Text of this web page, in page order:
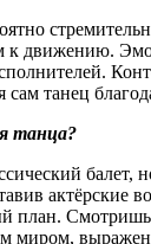
к движению.
сам танец
танца?
балет,
актёрские
план.
миром,